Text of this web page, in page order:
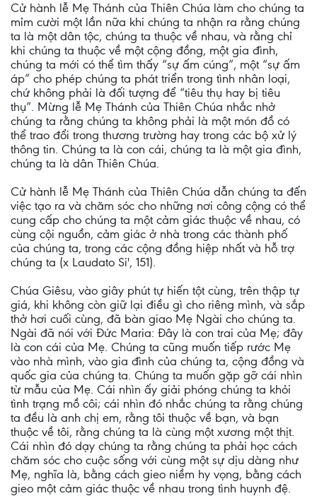
Cử hành lễ Mẹ Thánh của Thiên Chúa làm cho chúng ta
mỉm cười một lần nữa khi chúng ta nhận ra rằng chúng
ta là một dân tộc, chúng ta thuộc về nhau, và rằng chỉ
khi chúng ta thuộc về một cộng đồng, một gia đình,
chúng ta mới có thể tìm thấy “sự ấm cúng”, một “sự ấm
áp” cho phép chúng ta phát triển trong tình nhân loại,
chứ không phải là đối tượng để “tiêu thụ hay bị tiêu
thụ”. Mừng lễ Mẹ Thánh của Thiên Chúa nhắc nhở
chúng ta rằng chúng ta không phải là một món đồ có
thể trao đổi trong thương trường hay trong các bộ xử lý
thông tin. Chúng ta là con cái, chúng ta là một gia đình,
chúng ta là dân Thiên Chúa.
Cử hành lễ Mẹ Thánh của Thiên Chúa dẫn chúng ta đến
việc tạo ra và chăm sóc cho những nơi công cộng có thể
cung cấp cho chúng ta một cảm giác thuộc về nhau, có
cùng cội nguồn, cảm giác ở nhà trong các thành phố
của chúng ta, trong các cộng đồng hiệp nhất và hỗ trợ
chúng ta (x Laudato Si', 151).
Chúa Giêsu, vào giây phút tự hiến tột cùng, trên thập tự
giá, khi không còn giữ lại điều gì cho riêng mình, và sắp
thở hơi cuối cùng, đã bàn giao Mẹ Ngài cho chúng ta.
Ngài đã nói với Đức Maria: Đây là con trai của Mẹ; đây
là con cái của Mẹ. Chúng ta cũng muốn tiếp rước Mẹ
vào nhà mình, vào gia đình của chúng ta, cộng đồng và
quốc gia của chúng ta. Chúng ta muốn gặp gỡ cái nhìn
từ mẫu của Mẹ. Cái nhìn ấy giải phóng chúng ta khỏi
tình trạng mồ côi; cái nhìn đó nhắc chúng ta rằng chúng
ta đều là anh chị em, rằng tôi thuộc về bạn, và bạn
thuộc về tôi, rằng chúng ta là cùng một xương một thịt.
Cái nhìn đó dạy chúng ta rằng chúng ta phải học cách
chăm sóc cho cuộc sống với cùng một sự dịu dàng như
Mẹ, nghĩa là, bằng cách gieo niềm hy vọng, bằng cách
gieo một cảm giác thuộc về nhau trong tình huynh đệ.